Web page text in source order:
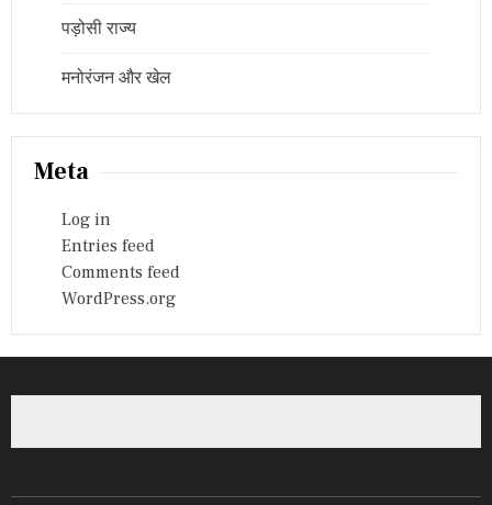
पड़ोसी राज्य
मनोरंजन और खेल
Meta
Log in
Entries feed
Comments feed
WordPress.org